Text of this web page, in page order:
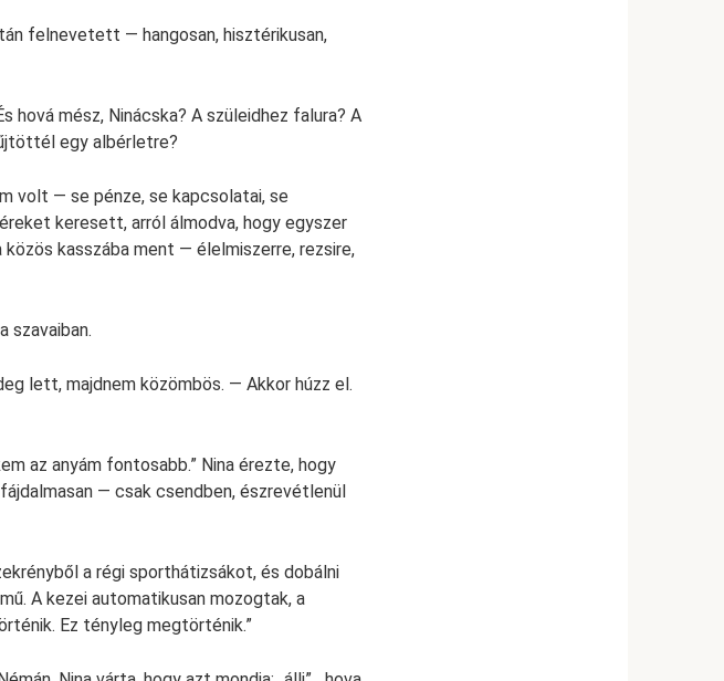
felnevetett — hangosan, hisztérikusan,
mész, Ninácska? A szüleidhez falura? A
egy albérletre?
volt — se pénze, se kapcsolatai, se
keresett, arról álmodva, hogy egyszer
kasszába ment — élelmiszerre, rezsire,
szavaiban.
lett, majdnem közömbös. — Akkor húzz el.
az anyám fontosabb.” Nina érezte, hogy
— csak csendben, észrevétlenül
a régi sporthátizsákot, és dobálni
A kezei automatikusan mozogtak, a
Ez tényleg megtörténik.”